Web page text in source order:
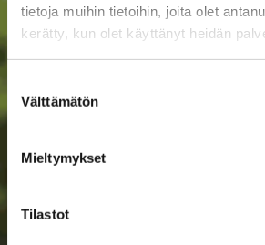
tietoja muihin tietoihin, joita olet
kerätty, kun olet käyttänyt heidän
valinta
Välttämätön
Mieltymykset
Tilastot